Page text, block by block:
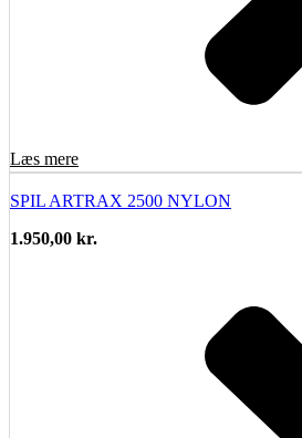
Læs mere
SPIL ARTRAX 2500 NYLON
1.950,00 kr.